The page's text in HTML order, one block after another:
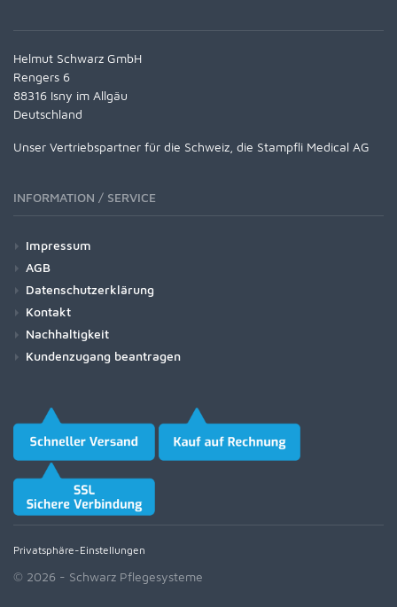
Helmut Schwarz GmbH
Rengers 6
88316 Isny im Allgäu
Deutschland
Unser Vertriebspartner für die Schweiz, die Stampfli Medical AG
INFORMATION / SERVICE
Impressum
AGB
Datenschutzerklärung
Kontakt
Nachhaltigkeit
Kundenzugang beantragen
Privatsphäre-Einstellungen
© 2026 - Schwarz Pflegesysteme